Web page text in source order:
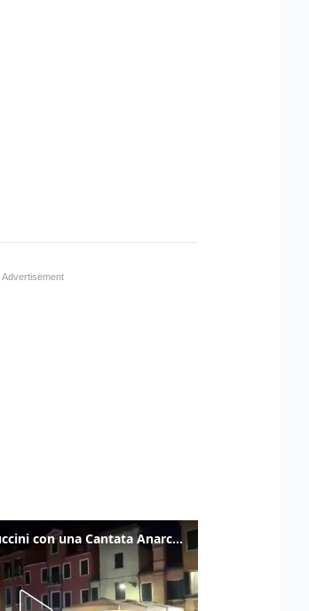
Venezia omaggia Guccini con una Cantata Anarchica in campo Santa Margherita